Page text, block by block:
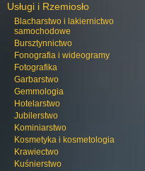
Usługi i Rzemiosło
Blacharstwo i lakiernictwo
samochodowe
Bursztynnictwo
Fonografia i wideogramy
Fotografika
Garbarstwo
Gemmologia
Hotelarstwo
Jubilerstwo
Kominiarstwo
Kosmetyka i kosmetologia
Krawiectwo
Kuśnierstwo